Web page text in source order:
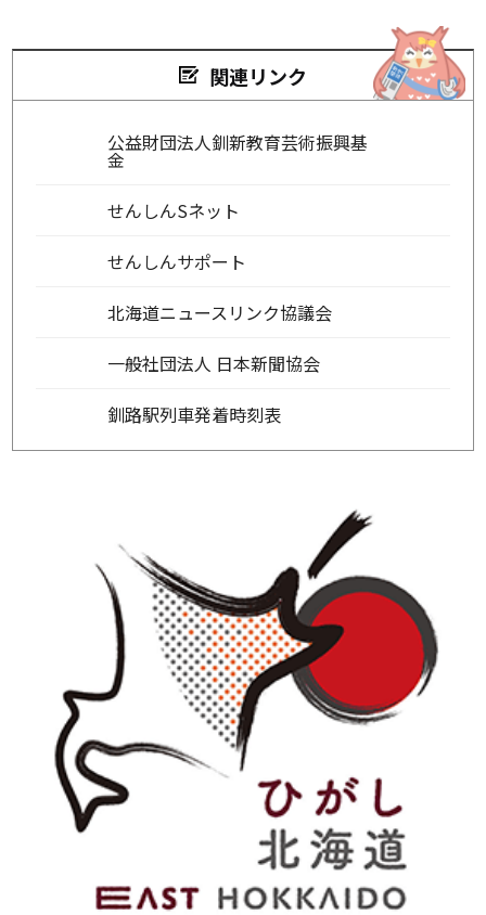
関連リンク
公益財団法人釧新教育芸術振興基
金
せんしんSネット
せんしんサポート
北海道ニュースリンク協議会
一般社団法人 日本新聞協会
釧路駅列車発着時刻表